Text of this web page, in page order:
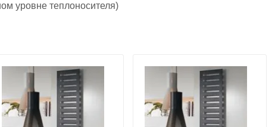
уровне теплоносителя)